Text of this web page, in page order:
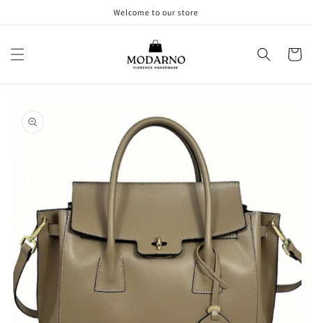
Welcome to our store
Carrello
informazioni
sul prodotto